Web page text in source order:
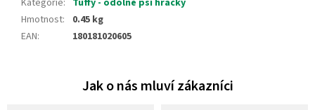
Hmotnost:
0.45 kg
EAN: 180181020605